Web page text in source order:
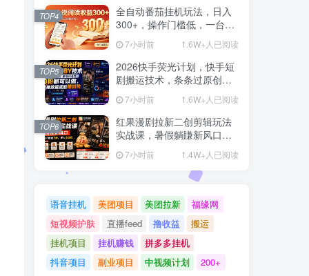
全自动番茄挂机玩法，日入
300+，操作门槛低，一台电
脑即可开展
7小时前 1.6W+人已阅读
TOP4
2026快手荧光计划，快手短
剧搬运技术，条条过原创，
新号和老号0粉都可以做，有
播放量就能賺到钱
7小时前 1.6W+人已阅读
TOP5
红果漫剧拉新二创剪辑玩法
实战课，暑假躺賺新风口，
单个新用户佣金7米，日入4
位数(更新0808)
7小时前 1.4W+人已阅读
TOP6
语音挂机 美团项目 美团拉新
福缘网
短视频护肤
直播feed 撸收益
搬运
挂机项目
挂机赚钱
拼多多挂机
抖音项目
副业项目 中视频计划 200+